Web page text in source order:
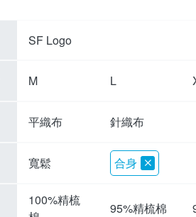
SF Logo
M L
平織布 針織布
寬鬆 合身
100%精梳
95%精梳棉